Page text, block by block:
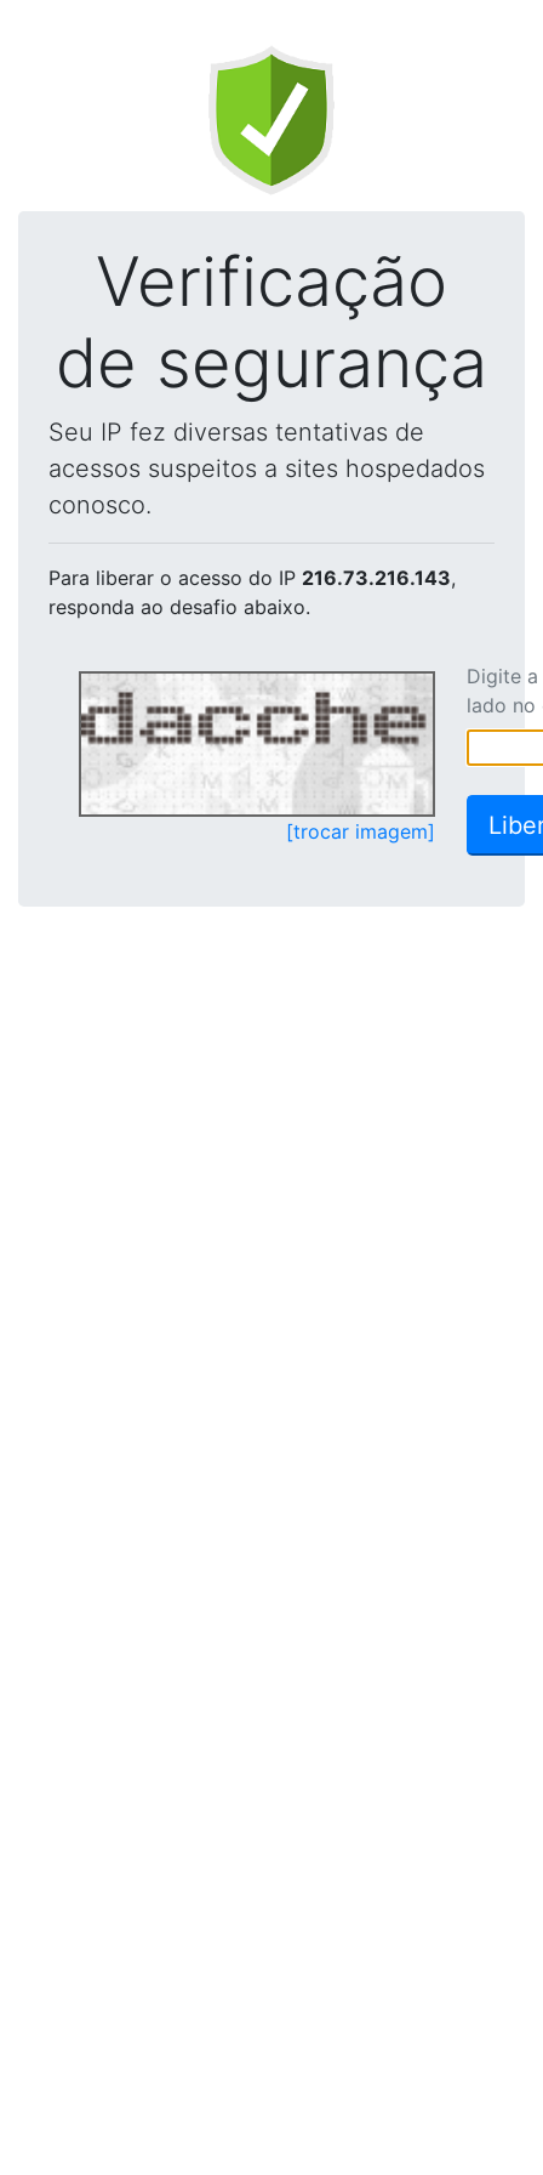
Verificação
de segurança
Seu IP fez diversas tentativas de
acessos suspeitos a sites hospedados
conosco.
Para liberar o acesso do IP 216.73.216.143,
responda ao desafio abaixo.
[trocar imagem]
Digite
lado no